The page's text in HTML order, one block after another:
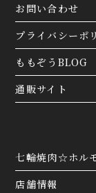
『公式ホーム
▶︎https://
『Instagram
▶https://
『公式LINE』
▶︎https://
2025.11.01
お問い合わせ
プライバシーポ
ももぞうBLOG
通販サイト
七輪焼肉☆ホル
店舗情報